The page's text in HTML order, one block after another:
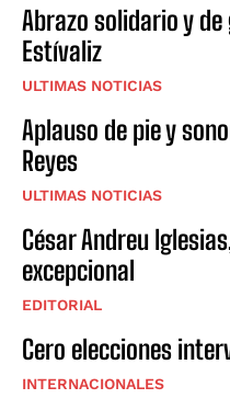
Abrazo solidario y
Estívaliz
ULTIMAS NOTICIAS
Aplauso de pie y
Reyes
ULTIMAS NOTICIAS
César Andreu
excepcional
EDITORIAL
Cero elecciones
INTERNACIONALES